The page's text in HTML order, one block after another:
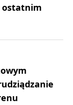
ostatnim